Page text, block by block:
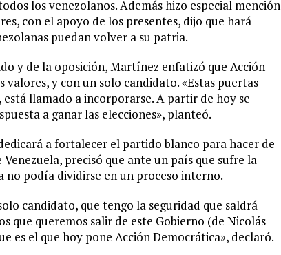
los venezolanos. Además hizo especial mención
con el apoyo de los presentes, dijo que hará
puedan volver a su patria.
y de la oposición, Martínez enfatizó que Acción
y con un solo candidato. «Estas puertas
llamado a incorporarse. A partir de hoy se
a ganar las elecciones», planteó.
a fortalecer el partido blanco para hacer de
precisó que ante un país que sufre la
no podía dividirse en un proceso interno.
candidato, que tengo la seguridad que saldrá
que queremos salir de este Gobierno (de Nicolás
es el que hoy pone Acción Democrática», declaró.